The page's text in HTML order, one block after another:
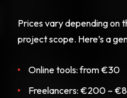
Prices vary depending on
project scope. Here’s a
Online tools: from €30
Freelancers: €200 –